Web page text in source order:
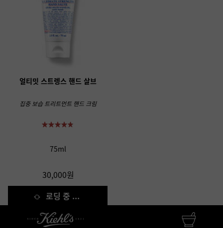
얼티밋 스트렝스 핸드 살브
집중 보습 트리트먼트 핸드 크림
75ml
30,000원
로딩 중 ...